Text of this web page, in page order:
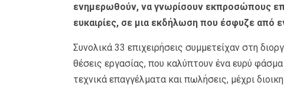
ενημερωθούν, να γνωρίσουν εκπροσώπους
ευκαιρίες, σε μια εκδήλωση που έσφυζε από
Συνολικά 33 επιχειρήσεις συμμετείχαν στη
θέσεις εργασίας, που καλύπτουν ένα ευρύ
τεχνικά επαγγέλματα και πωλήσεις, μέχρι